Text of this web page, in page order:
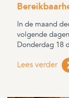
In de maand
volgende
Donderdag 18
Lees verder